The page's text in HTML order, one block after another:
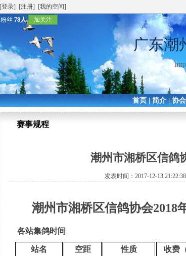
[登录] [注册]
[我的空间]
粉丝 78人 加关注
广东潮
首页|简介|协
赛事规程
潮州市湘桥区信鸽
发表时间：2017-12-13
潮州市湘桥区信鸽协会2018
各站集鸽时间
站名
空距
性质
收费